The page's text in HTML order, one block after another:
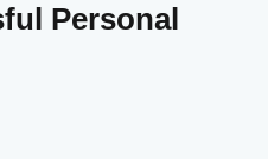
Personal